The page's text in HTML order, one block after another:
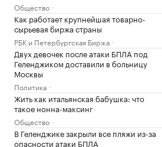
Общество
Как работает крупнейшая товарно-
сырьевая биржа страны
РБК и Петербургская Биржа
Двух девочек после атаки БПЛА под
Геленджиком доставили в больницу
Москвы
Политика
Жить как итальянская бабушка: что
такое нонна-максинг
Общество
В Геленджике закрыли все пляжи из-за
опасности атаки БПЛА